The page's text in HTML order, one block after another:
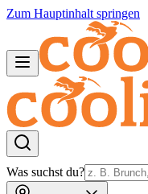
Zum Hauptinhalt springen
Was suchst du?